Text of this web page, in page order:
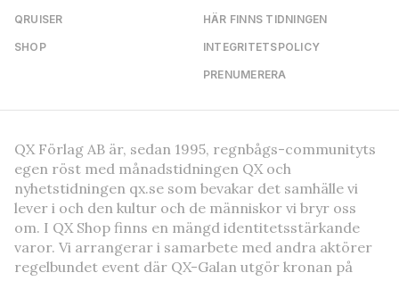
QRUISER
SHOP
HÄR FINNS TIDNINGEN
INTEGRITETSPOLICY
PRENUMERERA
QX Förlag AB är, sedan 1995, regnbågs-communityts
egen röst med månadstidningen QX och
nyhetstidningen qx.se som bevakar det samhälle vi
lever i och den kultur och de människor vi bryr oss
om. I QX Shop finns en mängd identitetsstärkande
varor. Vi arrangerar i samarbete med andra aktörer
regelbundet event där QX-Galan utgör kronan på